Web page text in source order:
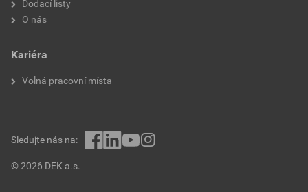
Dodací listy
O nás
Kariéra
Volná pracovní místa
© 2026 DEK a.s.
Sledujte nás na: